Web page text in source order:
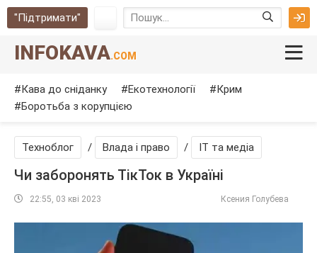
"Підтримати"
INFOKAVA.COM
Кава до сніданку Екотехнології
Крим
Боротьба з корупцією
Техноблог / Влада і право / IT та медіа
Чи заборонять ТікТок в Україні
22:55, 03 кві 2023 Ксения Голубева